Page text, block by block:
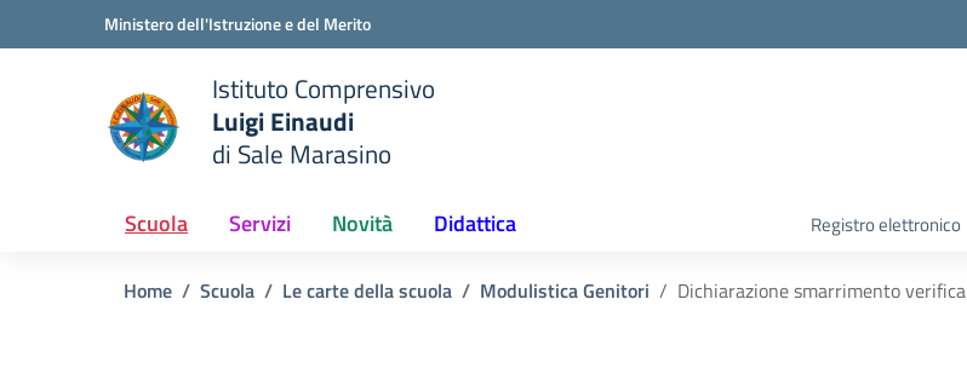
Vai ai contenuti
Vai al menu di navigazioneMinistero dell'Istruzione e del Merito
scuola
Istituto Comprensivo
Luigi Einaudi
di Sale Marasino
Scuola Servizi Novità Didattica Registro elettronico
Home Scuola Le carte della scuola Modulistica Genitori Dichiarazione smarrimento verifica